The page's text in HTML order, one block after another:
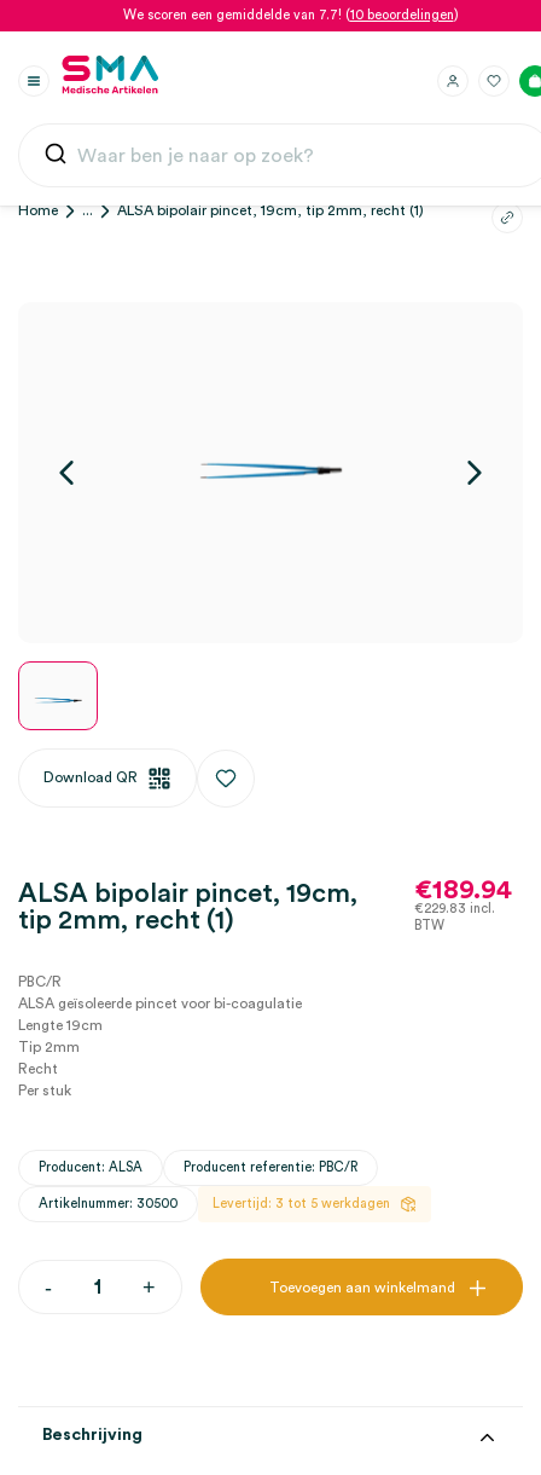
We scoren een gemiddelde van 7.7! (10 beoordelingen)
Home ... ALSA bipolair pincet, 19cm, tip 2mm, recht (1)
Download QR
ALSA bipolair pincet, 19cm,
tip 2mm, recht (1)
€189.94
€229.83 incl.
BTW
PBC/R
ALSA geïsoleerde pincet voor bi-coagulatie
Lengte 19cm
Tip 2mm
Recht
Per stuk
Producent: ALSA Producent referentie: PBC/R
Artikelnummer: 30500 Levertijd: 3 tot 5 werkdagen
-
(1)
+ Toevoegen aan winkelmand
Beschrijving